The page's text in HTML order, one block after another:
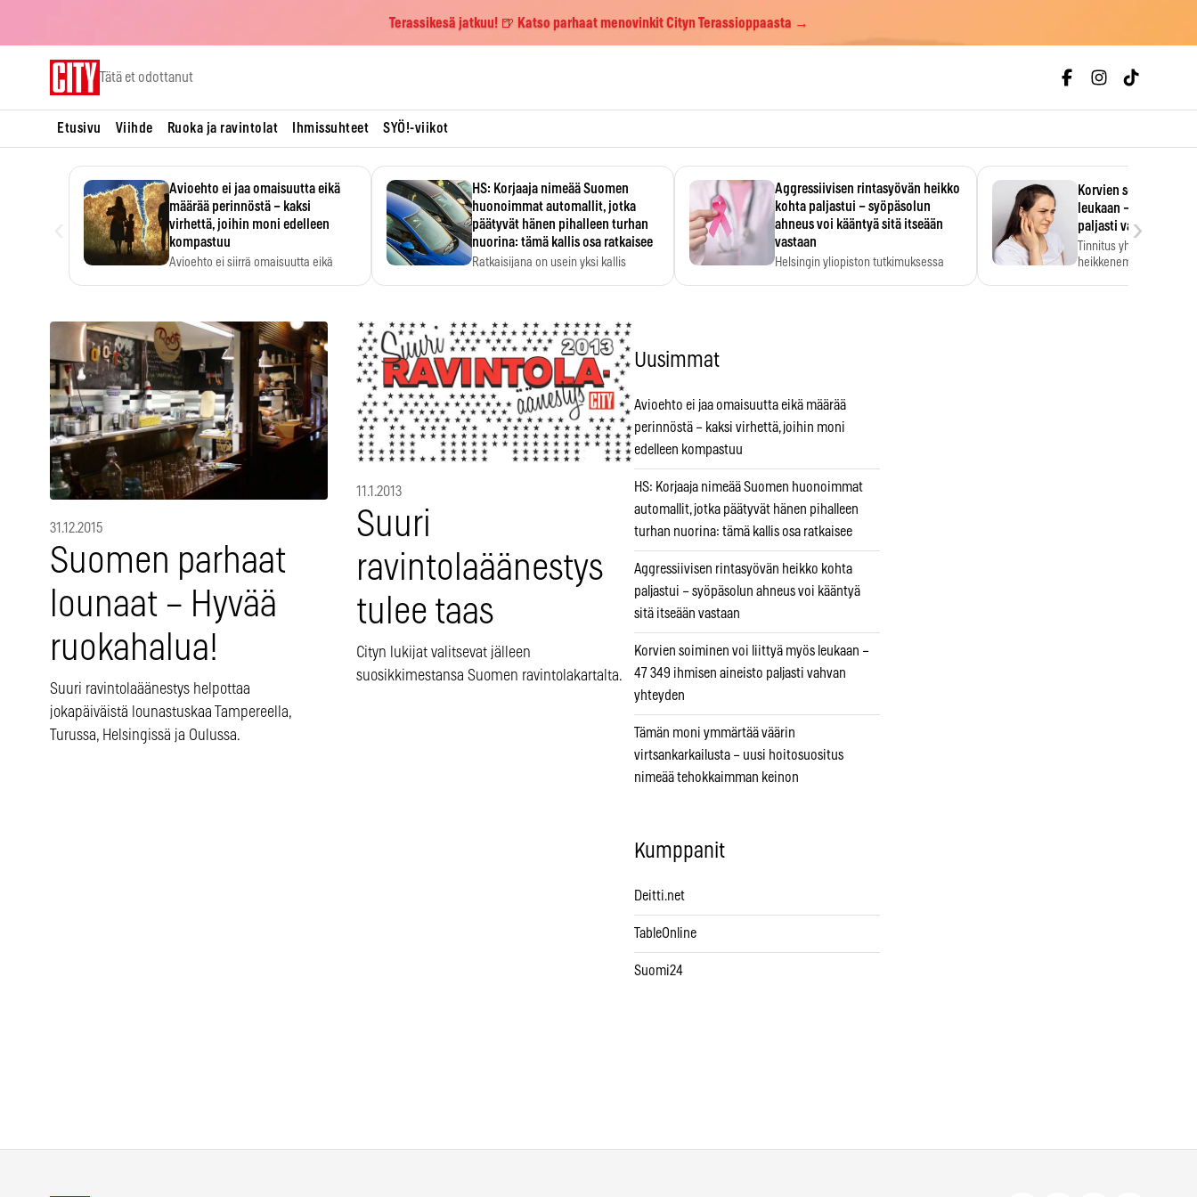
Terassikesä jatkuu! 🍺 Katso parhaat menovinkit Cityn Terassioppaasta →
Tätä et odottanut
Etusivu Viihde Ruoka ja ravintolat Ihmissuhteet SYÖ!-viikot
Avioehto ei jaa omaisuutta eikä
määrää perinnöstä – kaksi
virhettä, joihin moni edelleen
kompastuu
Avioehto ei siirrä omaisuutta eikä
HS: Korjaaja nimeää Suomen
huonoimmat automallit, jotka
päätyvät hänen pihalleen turhan
nuorina: tämä kallis osa ratkaisee
Ratkaisijana on usein yksi kallis
Aggressiivisen rintasyövän heikko
kohta paljastui – syöpäsolun
ahneus voi kääntyä sitä itseään
vastaan
Helsingin yliopiston tutkimuksessa
Korvien soiminen
leukaan – 47 349
paljasti vahvan
Tinnitus yhdistetään
heikkenemiseen.
›
31.12.2015
Suomen parhaat
lounaat – Hyvää
ruokahalua!
Suuri ravintolaäänestys helpottaa
jokapäiväistä lounastuskaa Tampereella,
Turussa, Helsingissä ja Oulussa.
11.1.2013
Suuri
ravintolaäänestys
tulee taas
Cityn lukijat valitsevat jälleen
suosikkimestansa Suomen ravintolakartalta.
Uusimmat
Avioehto ei jaa omaisuutta eikä määrää
perinnöstä – kaksi virhettä, joihin moni
edelleen kompastuu
HS: Korjaaja nimeää Suomen huonoimmat
automallit, jotka päätyvät hänen pihalleen
turhan nuorina: tämä kallis osa ratkaisee
Aggressiivisen rintasyövän heikko kohta
paljastui – syöpäsolun ahneus voi kääntyä
sitä itseään vastaan
Korvien soiminen voi liittyä myös leukaan –
47 349 ihmisen aineisto paljasti vahvan
yhteyden
Tämän moni ymmärtää väärin
virtsankarkailusta – uusi hoitosuositus
nimeää tehokkaimman keinon
Kumppanit
Deitti.net
TableOnline
Suomi24